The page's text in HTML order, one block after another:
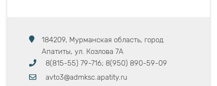
184209, Мурманская область, город
Апатиты, ул. Козлова 7А
8(815-55) 79-716; 8(950) 890-59-09
avto3@admksc.apatity.ru